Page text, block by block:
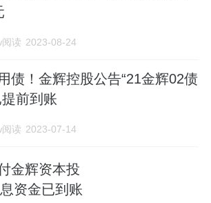
读 2023-08-24
债！金辉控股公告“21金辉02债
前到账
读 2023-07-14
金辉资本投
资金已到账